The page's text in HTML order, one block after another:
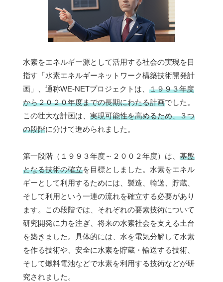
水素をエネルギー源として活用する社会の実現を目
指す「水素エネルギーネットワーク構築技術開発計
画」、通称WE-NETプロジェクトは、 １９９３年度
から２０２０年度までの長期にわたる計画でした。
この壮大な計画は、 実現可能性を高めるため、３つ
の段階に分けて進められました。
第一段階（１９９３年度～２００２年度）は、 基盤
となる技術の確立を目標としました。水素をエネル
ギーとして利用するためには、製造、輸送、貯蔵、
そして利用という一連の流れを確立する必要があり
ます。この段階では、それぞれの要素技術について
研究開発に力を注ぎ、将来の水素社会を支える土台
を築きました。具体的には、水を電気分解して水素
を作る技術や、安全に水素を貯蔵・輸送する技術、
そして燃料電池などで水素を利用する技術などが研
究されました。